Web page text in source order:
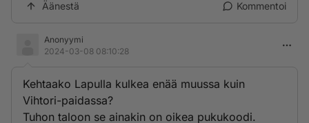
Äänestä Kommentoi
Anonyymi
2024-03-08 08:10:28
Kehtaako Lapulla kulkea enää muussa kuin
Vihtori-paidassa?
Tuhon taloon se ainakin on oikea pukukoodi.